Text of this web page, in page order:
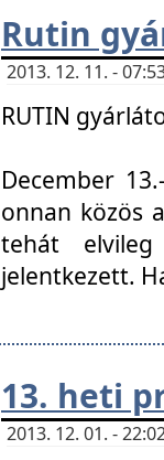
Rutin
2013. 12. 11. -
RUTIN
December
onnan közös
tehát
jelentkezett.
13. heti
2013. 12. 01. -